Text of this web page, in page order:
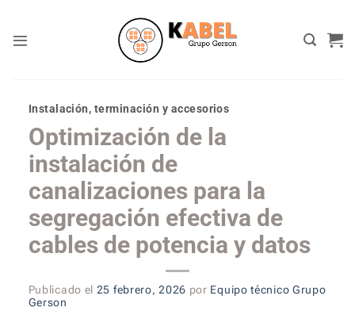
content
Instalación, terminación y accesorios
Optimización de la
instalación de
canalizaciones para la
segregación efectiva de
cables de potencia y datos
Publicado el 25 febrero, 2026 por Equipo técnico Grupo
Gerson